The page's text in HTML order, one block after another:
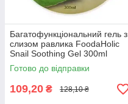
Багатофункціональний гель з
слизом равлика FoodaHolic
Snail Soothing Gel 300ml
Готово до відправки
109,20 ₴ 128,10 ₴